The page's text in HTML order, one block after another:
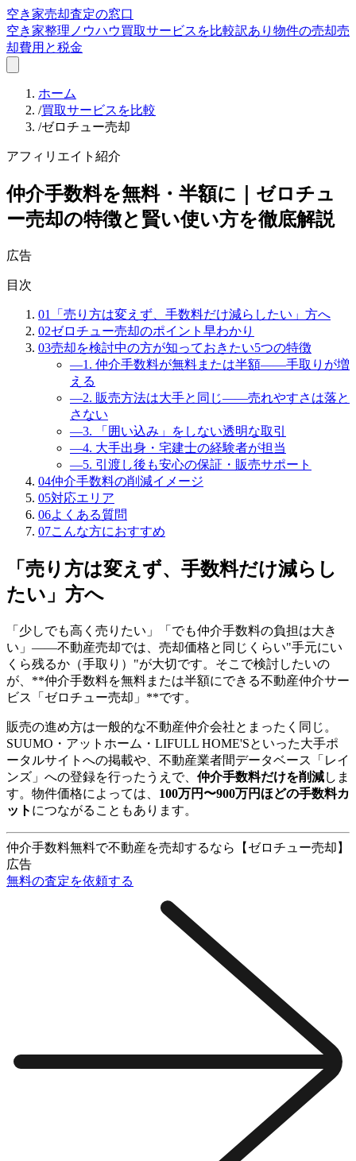
空き家売却査定の窓口
空き家整理ノウハウ買取サービスを比較訳あり物件の売却売
却費用と税金
ホーム
/買取サービスを比較
/ゼロチュー売却
アフィリエイト紹介
仲介手数料を無料・半額に｜ゼロチュ
ー売却の特徴と賢い使い方を徹底解説
広告
目次
01
「売り方は変えず、手数料だけ減らしたい」方へ
02ゼロチュー売却のポイント早わかり
03売却を検討中の方が知っておきたい5つの特徴
―1. 仲介手数料が無料または半額——手取りが増
える
―2. 販売方法は大手と同じ——売れやすさは落と
さない
―3. 「囲い込み」をしない透明な取引
―4. 大手出身・宅建士の経験者が担当
―5. 引渡し後も安心の保証・販売サポート
04仲介手数料の削減イメージ
05対応エリア
06よくある質問
07こんな方におすすめ
「売り方は変えず、手数料だけ減らし
たい」方へ
「少しでも高く売りたい」「でも仲介手数料の負担は大き
い」——不動産売却では、売却価格と同じくらい"手元にい
くら残るか（手取り）"が大切です。そこで検討したいの
が、**仲介手数料を無料または半額にできる不動産仲介サー
ビス「ゼロチュー売却」**です。
販売の進め方は一般的な不動産仲介会社とまったく同じ。
SUUMO・アットホーム・LIFULL HOME'Sといった大手ポ
ータルサイトへの掲載や、不動産業者間データベース「レイ
ンズ」への登録を行ったうえで、 仲介手数料だけを削減しま
す。物件価格によっては、 100万円〜900万円ほどの手数料カ
ット につながることもあります。
仲介手数料無料で不動産を売却するなら【ゼロチュー売却】
広告
無料の査定を依頼する